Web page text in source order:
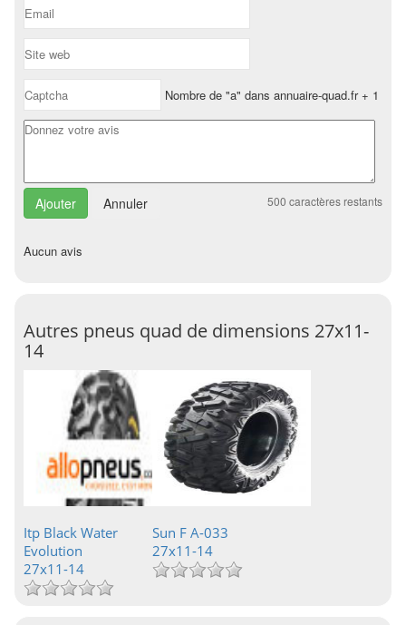
Nombre de "a" dans annuaire-quad.fr + 1
Annuler 500 caractères restants
Aucun avis
Autres pneus quad de dimensions 27x11-
14
Itp Black Water
Evolution
27x11-14
Sun F A-033
27x11-14